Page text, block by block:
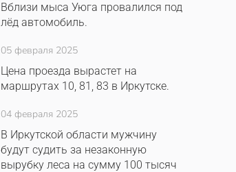
Вблизи мыса Уюга провалился под
лёд автомобиль.
05 февраля 2025
Цена проезда вырастет на
маршрутах 10, 81, 83 в Иркутске.
04 февраля 2025
В Иркутской области мужчину
будут судить за незаконную
вырубку леса на сумму 100 тысяч